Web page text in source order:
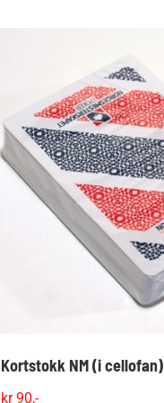
Kortstokk NM (i cellofan)
kr90,-